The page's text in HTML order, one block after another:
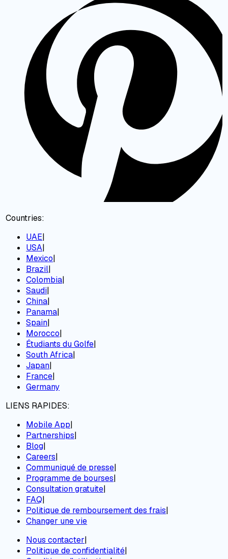
Countries:
UAE|
USA|
Mexico|
Brazil|
Colombia|
Saudi|
China|
Panama|
Spain|
Morocco|
Étudiants du Golfe|
South Africa|
Japan|
France|
Germany
LIENS RAPIDES:
Mobile App|
Partnerships|
Blog|
Careers|
Communiqué de presse|
Programme de bourses|
Consultation gratuite|
FAQ|
Politique de remboursement des frais|
Changer une vie
Nous contacter|
Politique de confidentialité|